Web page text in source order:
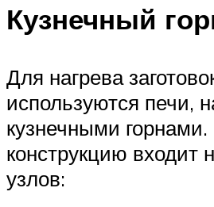
Кузнечный
Для нагрева
используются печи,
кузнечными горнами.
конструкцию входит
узлов: